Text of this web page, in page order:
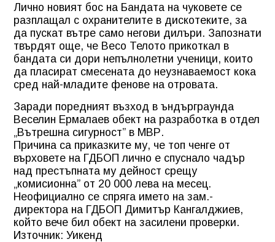
Лично новият бос на Бандата на чуковете се
разплащал с охранителите в дискотеките, за
да пускат вътре само негови дилъри. Запознати
твърдят още, че Весо Телото прикоткал в
бандата си дори непълнолетни ученици, които
да пласират смесената до неузнаваемост кока
сред най-младите фенове на отровата.
Заради поредният възход в ъндърграунда
Веселин Ермалаев обект на разработка в отдел
„Вътрешна сигурност” в МВР.
Причина са приказките му, че топ ченге от
върховете на ГДБОП лично е спуснало чадър
над престъпната му дейност срещу
„комисионна” от 20 000 лева на месец.
Неофициално се спряга името на зам.-
директора на ГДБОП Димитър Кангалджиев,
който вече бил обект на засилени проверки.
Източник: Уикенд